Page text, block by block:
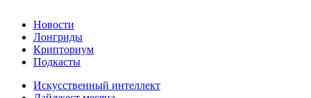
Новости
Лонгриды
Крипториум
Подкасты
Искусственный интеллект